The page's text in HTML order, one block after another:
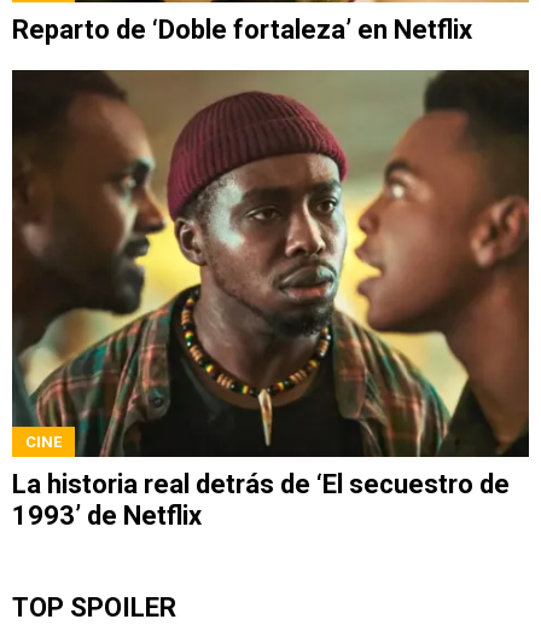
Reparto de ‘Doble fortaleza’ en Netflix
CINE
La historia real detrás de ‘El secuestro de
1993’ de Netflix
TOP SPOILER